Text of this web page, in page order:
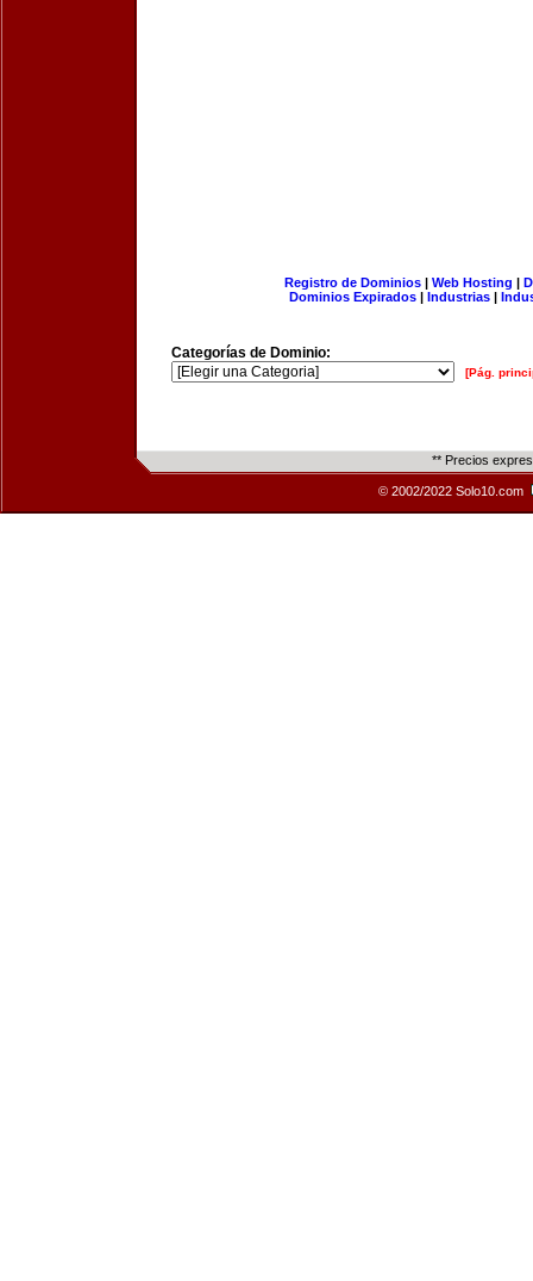
Registro de Dominios| Web Hosting |
Dominios Expirados | Industrias |
Categorías de Dominio:
[Pág.
** Precios
© 2002/2022 Solo10.com